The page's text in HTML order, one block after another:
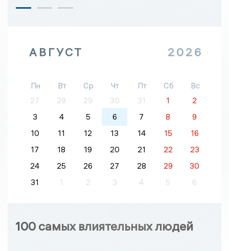
АВГУСТ 2026
Пн Вт Ср Чт Пт Сб
Вс
27
28 29 30 31 1
2
3
4 5 6 7 8
9
10
11 12 13 14 15
16
17
18 19 20 21 22
23
24
25 26 27 28 29
30
31
1 2 3 4 5 6
100 самых влиятельных людей